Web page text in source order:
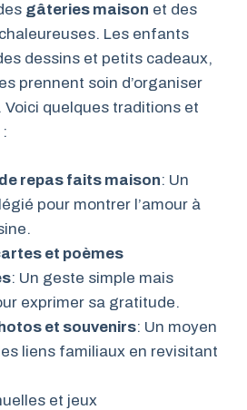
gâteries maison et des
Les enfants
dessins et petits cadeaux,
prennent soin d’organiser
Voici quelques traditions et
repas faits maison: Un
pour montrer l’amour à
et poèmes
: Un geste simple mais
exprimer sa gratitude.
et souvenirs: Un moyen
liens familiaux en revisitant
et jeux